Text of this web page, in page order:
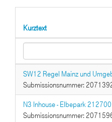
Kurztext
SW12 Regel Mainz und
Submissionsnummer:
N3 Inhouse - Elbepark
Submissionsnummer: